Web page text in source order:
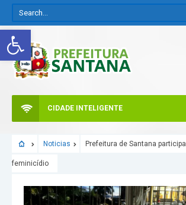
Abrir a barra de ferramentas
CIDADE INTELIGENTE
Noticias Prefeitura de Santana
feminicídio